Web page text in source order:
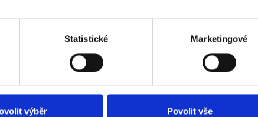
Statistické Marketingové
výběr Povolit vše
daného prostoru a na základě této informace se zobrazuje
lepící páskou (v balení)